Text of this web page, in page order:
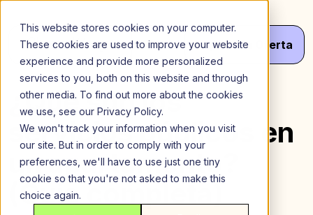
This website stores cookies on your computer.
These cookies are used to improve your website
experience and provide more personalized
services to you, both on this website and through
other media. To find out more about the cookies
we use, see our Privacy Policy.
We won't track your information when you visit
our site. But in order to comply with your
preferences, we'll have to use just one tiny
cookie so that you're not asked to make this
choice again.
Saltar
contenido
Menú
¡HazTu Oferta
¿Qué son los
servicios públicos en
un apartamento?
(Guía completa)